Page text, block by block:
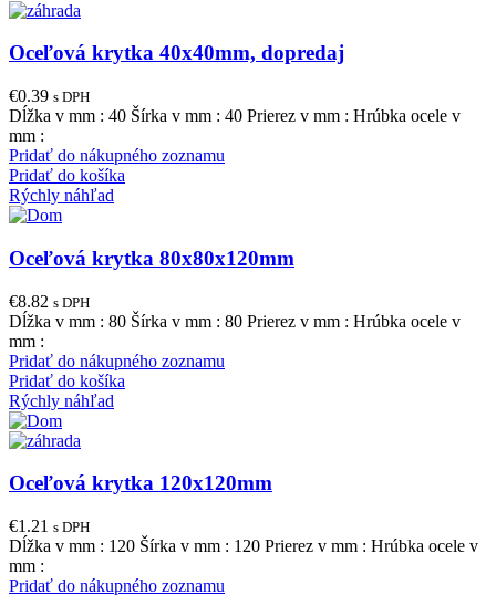
Oceľová krytka 40x40mm, dopredaj
€0.39 s DPH
Dĺžka v mm : 40 Šírka v mm : 40 Prierez v mm : Hrúbka ocele v
mm :
Pridať do nákupného zoznamu
Pridať do košíka
Rýchly náhľad
Oceľová krytka 80x80x120mm
€8.82 s DPH
Dĺžka v mm : 80 Šírka v mm : 80 Prierez v mm : Hrúbka ocele v
mm :
Pridať do nákupného zoznamu
Pridať do košíka
Rýchly náhľad
Oceľová krytka 120x120mm
€1.21 s DPH
Dĺžka v mm : 120 Šírka v mm : 120 Prierez v mm : Hrúbka ocele v
mm :
Pridať do nákupného zoznamu